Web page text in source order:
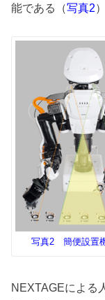
能である（写真2
写真2 簡便設置
NEXTAGEによる